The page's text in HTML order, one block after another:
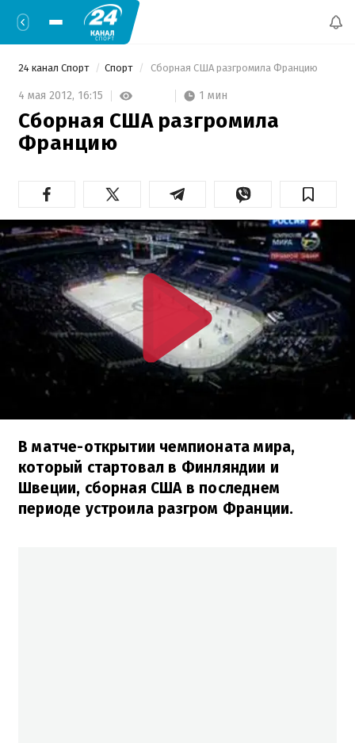
24 канал Спорт Спорт Сборная США разгромила Францию
4 мая 2012, 16:15 1 мин
Сборная США разгромила
Францию
В матче-открытии чемпионата мира,
который стартовал в Финляндии и
Швеции, сборная США в последнем
периоде устроила разгром Франции.